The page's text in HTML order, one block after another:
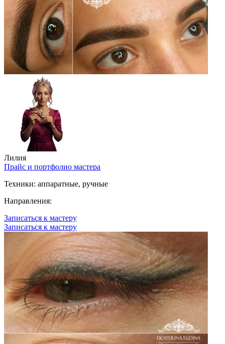
Лилия
Прайс и портфолио мастера
Техники: аппаратные, ручные
Направления:
Записаться к мастеру
Записаться к мастеру